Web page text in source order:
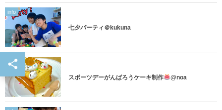
info
七夕パーティ＠kukuna
info
スポーツデーがんばろうケーキ制作 @noa